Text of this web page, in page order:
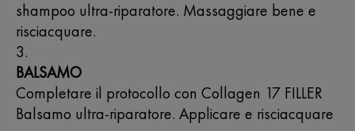
shampoo ultra-riparatore. Massaggiare bene e
risciacquare.
BALSAMO
Completare il protocollo con Collagen 17 FILLER
Balsamo ultra-riparatore. Applicare e risciacquare